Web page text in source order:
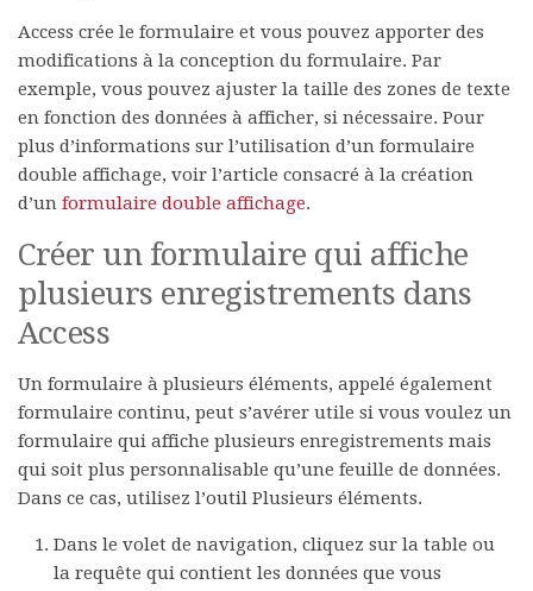
Access crée le formulaire et vous pouvez apporter des
modifications à la conception du formulaire. Par
exemple, vous pouvez ajuster la taille des zones de texte
en fonction des données à afficher, si nécessaire. Pour
plus d’informations sur l’utilisation d’un formulaire
double affichage, voir l’article consacré à la création
d’un formulaire double affichage.
Créer un formulaire qui affiche
plusieurs enregistrements dans
Access
Un formulaire à plusieurs éléments, appelé également
formulaire continu, peut s’avérer utile si vous voulez un
formulaire qui affiche plusieurs enregistrements mais
qui soit plus personnalisable qu’une feuille de données.
Dans ce cas, utilisez l’outil Plusieurs éléments.
Dans le volet de navigation, cliquez sur la table ou
la requête qui contient les données que vous